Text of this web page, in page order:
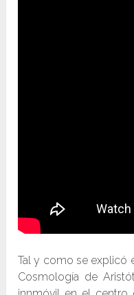
Tal y como se explicó
Cosmología de